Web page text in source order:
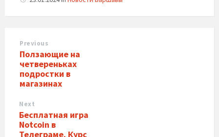
Previous
Ползающие на
четвереньках
подростки в
магазинах
Next
Бесплатная игра
Notcoin в
Телеграме. Курс